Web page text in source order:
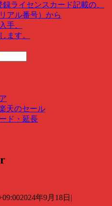
録ライセンスカード記載の、
アル番号）から
手、
ます。
天のセール
ド・延長
2024年9月18日 |